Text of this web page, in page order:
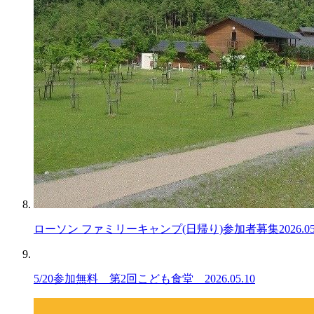
ローソン ファミリーキャンプ(日帰り)参加者募集
5/20参加無料 第2回こども食堂 2026.05.10